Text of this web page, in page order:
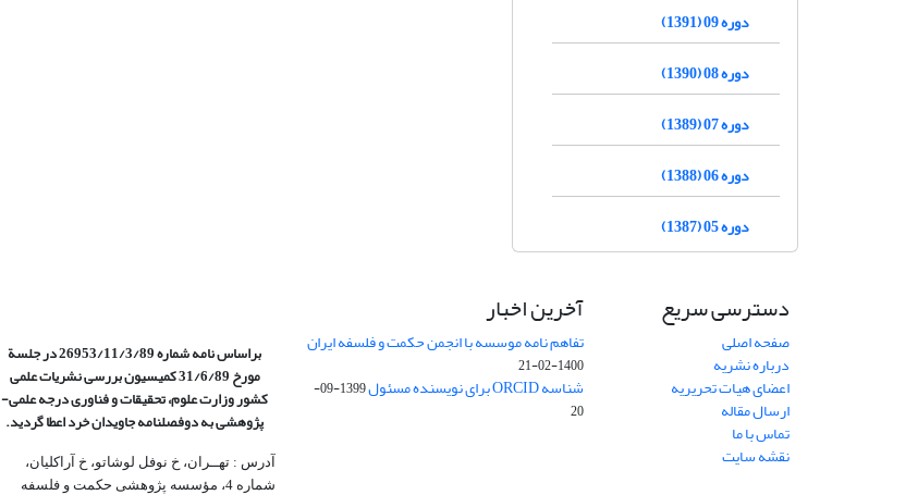
دوره 09 (1391)
دوره 08 (1390)
دوره 07 (1389)
دوره 06 (1388)
دوره 05 (1387)
دسترسی سریع
صفحه اصلی
درباره نشریه
اعضای هیات تحریریه
ارسال مقاله
تماس با ما
نقشه سایت
آخرین اخبار
تفاهم نامه موسسه با انجمن حکمت و فلسفه ایران
1400-02-21
شناسه ORCID برای نویسنده مسئول
1399-09-
20
براساس نامه شماره 26953/11/3/89 در جلسة
مورخ 31/6/89 کمیسیون
بررسی نشریات علمی
کشور وزارت علوم، تحقیقات و فناوری درجه علمی‌-
پژوهشیبه دوفصلنامه جاویدان خرد اعطا گردید.
آدرس : تهــران، خ نوفل لوشاتو، خ آراکلیان،
شماره 4،‌ مؤسسه پژوهشی حکمت و فلسفه